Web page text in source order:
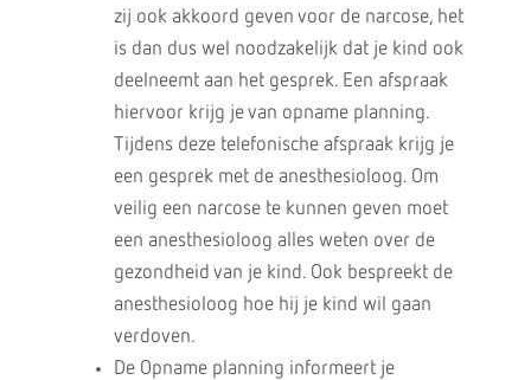
zij ook akkoord geven voor de narcose, het
is dan dus wel noodzakelijk dat je kind ook
deelneemt aan het gesprek. Een afspraak
hiervoor krijg je van opname planning.
Tijdens deze telefonische afspraak krijg je
een gesprek met de anesthesioloog. Om
veilig een narcose te kunnen geven moet
een anesthesioloog alles weten over de
gezondheid van je kind. Ook bespreekt de
anesthesioloog hoe hij je kind wil gaan
verdoven.
De Opname planning informeert je